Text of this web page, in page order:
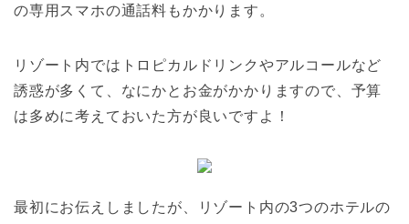
の専用スマホの通話料もかかります。
リゾート内ではトロピカルドリンクやアルコールなど
誘惑が多くて、なにかとお金がかかりますので、予算
は多めに考えておいた方が良いですよ！
最初にお伝えしましたが、リゾート内の3つのホテルの